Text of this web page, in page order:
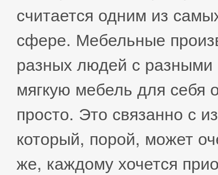
считается одним из
сфере. Мебельные
разных людей с
мягкую мебель для себя
просто. Это связанно с
который, порой, может
же, каждому хочется